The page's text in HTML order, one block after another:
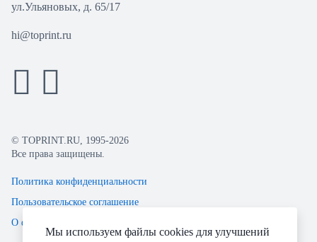
ул.Ульяновых, д. 65/17
hi@toprint.ru
© TOPRINT.RU, 1995-2026
Все права защищены.
Политика конфиденциальности
Пользовательское соглашение
О файлах Cookie
Мы используем файлы cookies для улучшений